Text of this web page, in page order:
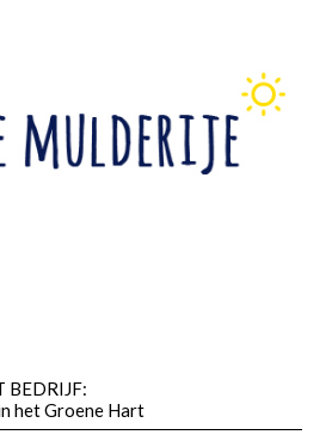
BEDRIJF:
het Groene Hart